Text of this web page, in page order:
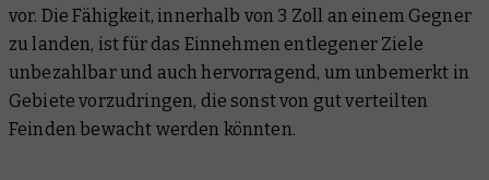
vor. Die Fähigkeit, innerhalb von 3 Zoll an einem Gegner
zu landen, ist für das Einnehmen entlegener Ziele
unbezahlbar und auch hervorragend, um unbemerkt in
Gebiete vorzudringen, die sonst von gut verteilten
Feinden bewacht werden könnten.